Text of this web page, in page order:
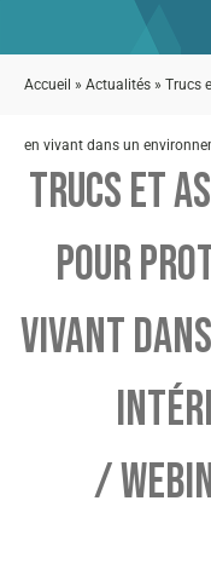
Accueil » Actualités » Trucs
en vivant dans un
TRUCS ET
POUR
VIVANT
/